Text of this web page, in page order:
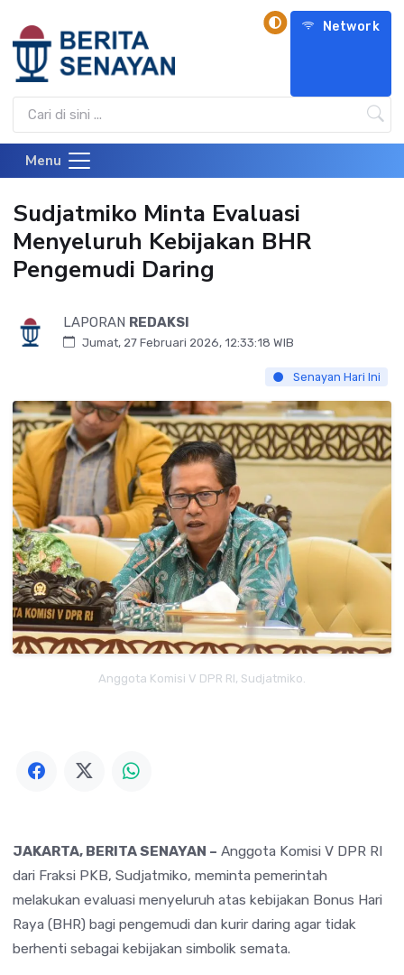
Network
Menu
Sudjatmiko Minta Evaluasi
Menyeluruh Kebijakan BHR
Pengemudi Daring
LAPORAN REDAKSI
Jumat, 27 Februari 2026, 12:33:18 WIB
Senayan Hari Ini
Anggota Komisi V DPR RI, Sudjatmiko.
JAKARTA, BERITA SENAYAN – Anggota Komisi V DPR RI
dari Fraksi PKB, Sudjatmiko, meminta pemerintah
melakukan evaluasi menyeluruh atas kebijakan Bonus Hari
Raya (BHR) bagi pengemudi dan kurir daring agar tidak
berhenti sebagai kebijakan simbolik semata.